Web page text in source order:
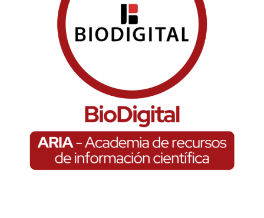
BioDigital